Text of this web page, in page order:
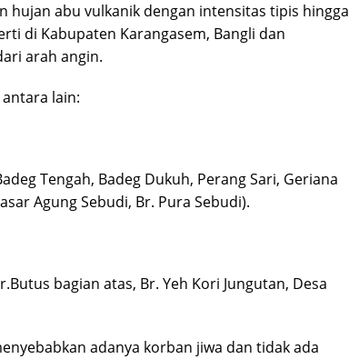
hujan abu vulkanik dengan intensitas tipis hingga
di Kabupaten Karangasem, Bangli dan
arah angin.
lain:
Tengah, Badeg Dukuh, Perang Sari, Geriana
Agung Sebudi, Br. Pura Sebudi).
bagian atas, Br. Yeh Kori Jungutan, Desa
adanya korban jiwa dan tidak ada